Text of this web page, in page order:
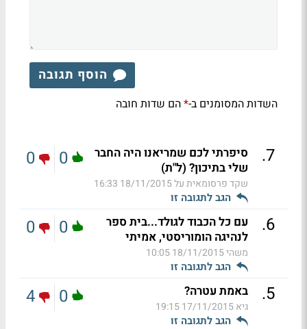
הוסף תגובה
השדות המסומנים ב-*הם שדות חובה
7
.
סיפרתי לכם שמריאנו היה החבר
שלי בתיכון? (ל"ת)
שקד פרסומאית על18/11/2015 16:33
הגב לתגובה זו
0
0
6
.
עם כל הכבוד לגולד...בית ספר
לנהיגה הומוריסטי, אמיתי
משהי18/11/2015 10:05
הגב לתגובה זו
0
0
5
. באמת עטרה?
גיא17/11/2015 19:15
הגב לתגובה זו
0
4